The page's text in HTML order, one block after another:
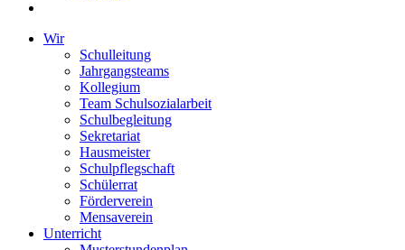
Wir
Schulleitung
Jahrgangsteams
Kollegium
Team Schulsozialarbeit
Schulbegleitung
Sekretariat
Hausmeister
Schulpflegschaft
Schülerrat
Förderverein
Mensaverein
Unterricht